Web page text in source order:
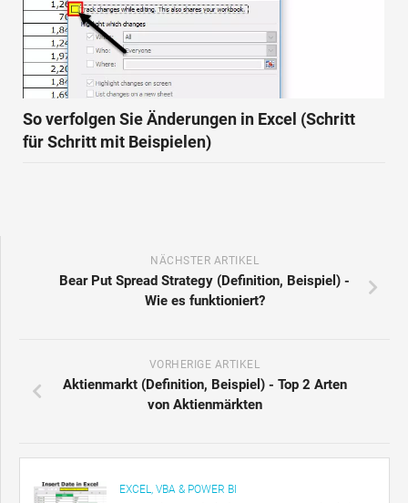
So verfolgen Sie Änderungen in Excel (Schritt
für Schritt mit Beispielen)
NÄCHSTER ARTIKEL
Bear Put Spread Strategy (Definition, Beispiel) -
Wie es funktioniert?
VORHERIGE ARTIKEL
Aktienmarkt (Definition, Beispiel) - Top 2 Arten
von Aktienmärkten
EXCEL, VBA & POWER BI